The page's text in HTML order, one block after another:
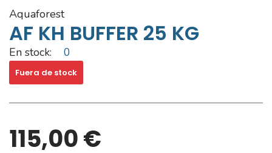
aquaforest
AF KH BUFFER 25 KG
En stock: 0
Fuera de stock
115,00 €